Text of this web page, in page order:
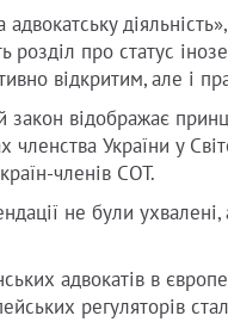
розділ про статус
відкритим, але і
закон відображає
України у
членів СОТ.
не були
адвокатів в
регуляторів